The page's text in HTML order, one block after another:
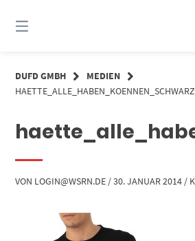
zum
Inhalt
DUFD GMBH
MEDIEN
HAETTE_ALLE_HABEN_KOENNEN_SCHWARZ
VON LOGIN@WSRN.DE /30. JANUAR 2014 /